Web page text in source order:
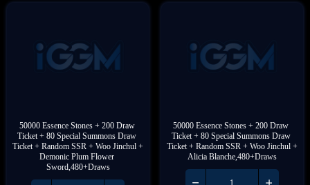
50000 Essence Stones + 200 Draw
Ticket + 80 Special Summons Draw
Ticket + Random SSR + Woo Jinchul +
Demonic Plum Flower
Sword,480+Draws
50000 Essence Stones + 200 Draw
Ticket + 80 Special Summons Draw
Ticket + Random SSR + Woo Jinchul +
Alicia Blanche,480+Draws